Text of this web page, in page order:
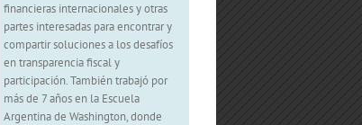
financieras internacionales y otras
partes interesadas para encontrar y
compartir soluciones a los desafíos
en transparencia fiscal y
participación. También trabajó por
más de 7 años en la Escuela
Argentina de Washington, donde